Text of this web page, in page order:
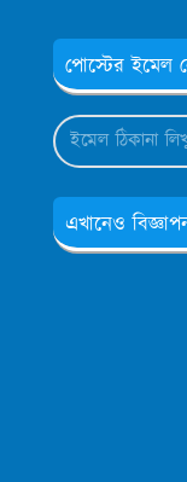
পোস্টের ইমেল
এখানেও